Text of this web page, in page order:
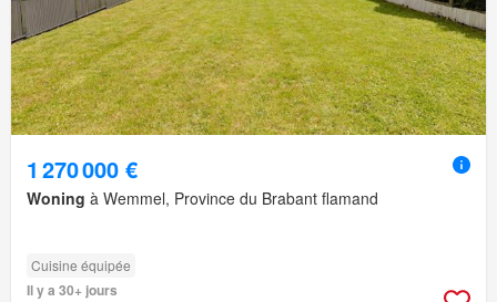
1 270 000 €
Woning à Wemmel, Province du Brabant flamand
Cuisine équipée
Il y a 30+ jours